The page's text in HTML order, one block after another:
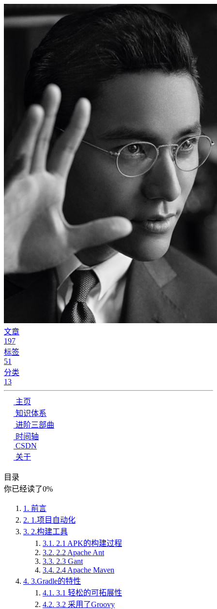
文章
197
标签
51
分类
13
主页
知识体系
进阶三部曲
时间轴
CSDN
关于
目录
你已经读了0%
1. 前言
2. 1.项目自动化
3. 2.构建工具
3.1. 2.1 APK的构建过程
3.2. 2.2 Apache Ant
3.3. 2.3 Gant
3.4. 2.4 Apache Maven
4. 3.Gradle的特性
4.1. 3.1 轻松的可拓展性
4.2. 3.2 采用了Groovy